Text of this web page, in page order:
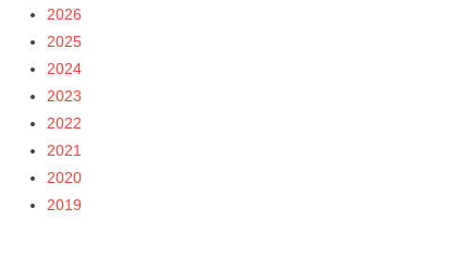
2026
2025
2024
2023
2022
2021
2020
2019